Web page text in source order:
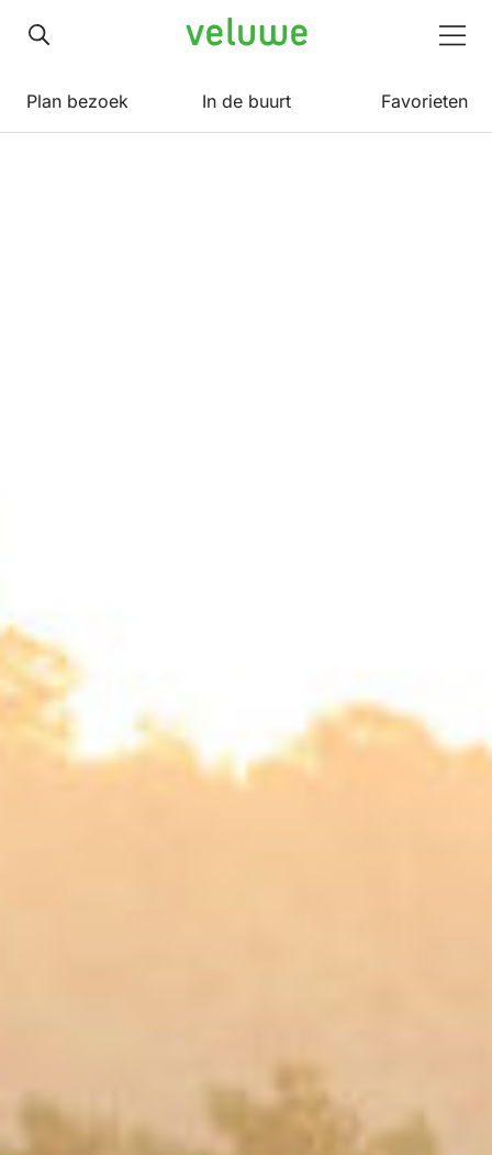
Veluwe
Plan bezoek In de buurt Favorieten